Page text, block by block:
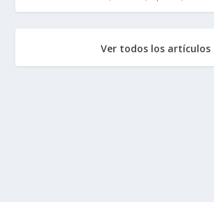
Ver todos los artículos